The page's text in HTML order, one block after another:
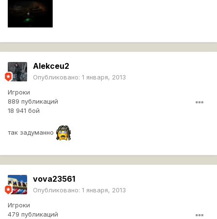
Alekceu2
Опубликовано: 1 января, 2013
Игроки
889 публикаций
18 941 бой
так задуманно
vova23561
Опубликовано: 1 января, 2013
Игроки
479 публикаций